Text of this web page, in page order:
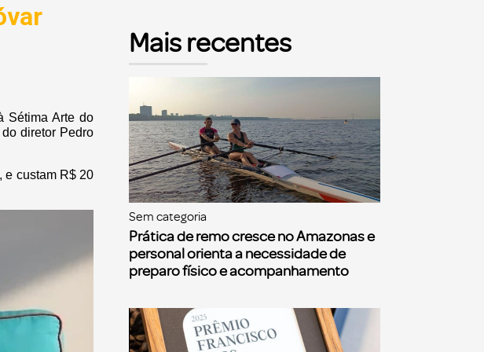
Sétima Arte do
diretor Pedro
e custam R$ 20
Mais recentes
Sem categoria
Prática de remo cresce no Amazonas e
personal orienta a necessidade de
preparo físico e acompanhamento